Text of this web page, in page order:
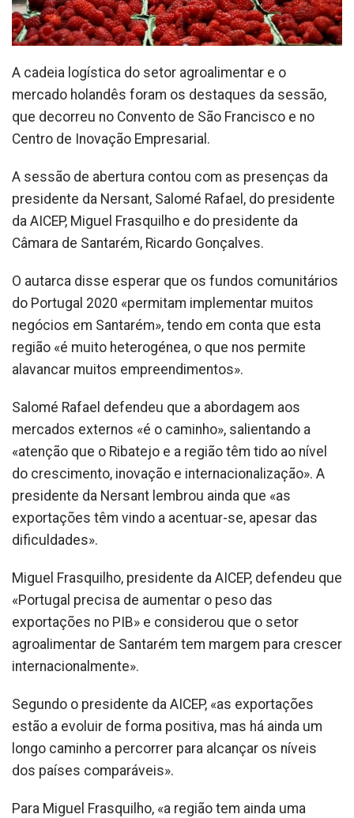
A cadeia logística do setor agroalimentar e o
mercado holandês foram os destaques da sessão,
que decorreu no Convento de São Francisco e no
Centro de Inovação Empresarial.
A sessão de abertura contou com as presenças da
presidente da Nersant, Salomé Rafael, do presidente
da AICEP, Miguel Frasquilho e do presidente da
Câmara de Santarém, Ricardo Gonçalves.
O autarca disse esperar que os fundos comunitários
do Portugal 2020 «permitam implementar muitos
negócios em Santarém», tendo em conta que esta
região «é muito heterogénea, o que nos permite
alavancar muitos empreendimentos».
Salomé Rafael defendeu que a abordagem aos
mercados externos «é o caminho», salientando a
«atenção que o Ribatejo e a região têm tido ao nível
do crescimento, inovação e internacionalização». A
presidente da Nersant lembrou ainda que «as
exportações têm vindo a acentuar-se, apesar das
dificuldades».
Miguel Frasquilho, presidente da AICEP, defendeu que
«Portugal precisa de aumentar o peso das
exportações no PIB» e considerou que o setor
agroalimentar de Santarém tem margem para crescer
internacionalmente».
Segundo o presidente da AICEP, «as exportações
estão a evoluir de forma positiva, mas há ainda um
longo caminho a percorrer para alcançar os níveis
dos países comparáveis».
Para Miguel Frasquilho, «a região tem ainda uma